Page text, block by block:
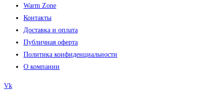
Warm Zone
Контакты
Доставка и оплата
Публичная оферта
Политика конфиденциальности
О компании
Vk